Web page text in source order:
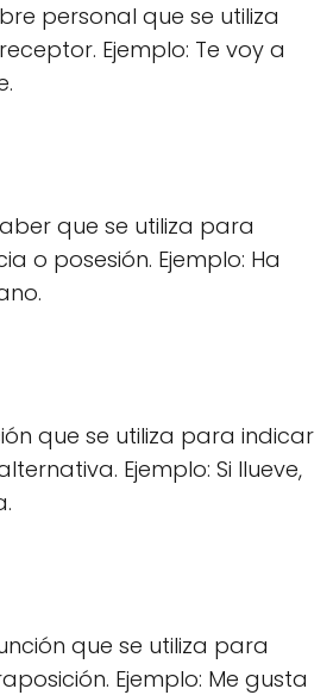
personal que se utiliza
Ejemplo: Te voy a
que se utiliza para
o posesión. Ejemplo: Ha
que se utiliza para indicar
Ejemplo: Si llueve,
que se utiliza para
Ejemplo: Me gusta